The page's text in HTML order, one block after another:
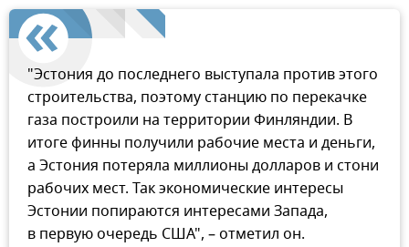
"Эстония до последнего выступала против этого
строительства, поэтому станцию по перекачке
газа построили на территории Финляндии. В
итоге финны получили рабочие места и деньги,
а Эстония потеряла миллионы долларов и стони
рабочих мест. Так экономические интересы
Эстонии попираются интересами Запада,
в первую очередь США", – отметил он.